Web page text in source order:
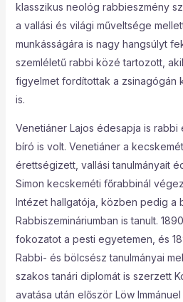
klasszikus neológ rabbieszmény
a vallási és világi műveltsége
munkásságára is nagy hangsúlyt
szemléletű rabbi közé tartozott,
figyelmet fordítottak a zsinagógán
is.
Venetiáner Lajos édesapja is rabbi
bíró is volt. Venetiáner a
érettségizett, vallási tanulmányait
Simon kecskeméti főrabbinál
Intézet hallgatója, közben pedig a
Rabbiszemináriumban is tanult.
fokozatot a pesti egyetemen, és
Rabbi- és bölcsész tanulmányai
szakos tanári diplomát is szerzett
avatása után először Löw